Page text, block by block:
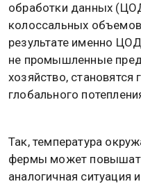
обработки данных
колоссальных
результате именно
не промышленные
хозяйство,
глобального
Так, температура
фермы может
аналогичная